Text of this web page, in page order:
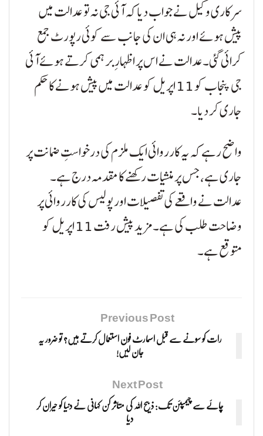
سرکاری وکیل نے جواب دیا کہ آئی جی نہ تو عدالت میں
پیش ہوئے اور نہ ہی ان کی جانب سے کوئی رپورٹ جمع
کرائی گئی۔عدالت نے اس پر اظہارِ برہمی کرتے ہوئے آئی
جی پنجاب کو 11 اپریل کو عدالت میں پیش ہونے کا حکم
جاری کر دیا۔
واضح رہے کہ یہ کارروائی ایک ملزم کی درخواستِ ضمانت پر
جاری ہے، جس پر منشیات رکھنے کا مقدمہ درج ہے۔
عدالت نے واقعے کی تفصیلات اور پولیس کی کارروائی پر
وضاحت طلب کی ہے۔ مزید پیش رفت 11 اپریل کو
متوقع ہے۔
Previous Post
رات کو سونے سے قبل اسمارٹ فون استعمال کرتے ہیں؟ تو ضرور یہ
جان لیں!
Next Post
چائے سے چیمپئن تک: ذبیح اللہ کی متاثر کن کہانی نے دنیا کو حیران کر
دیا